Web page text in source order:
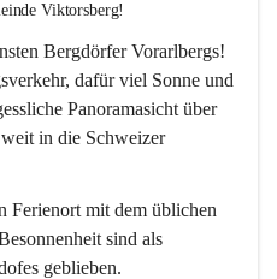
Viktorsberg!
Bergdörfer Vorarlbergs!
dafür viel Sonne und
Panoramasicht über
in die Schweizer
Ferienort mit dem üblichen
sind als
geblieben.